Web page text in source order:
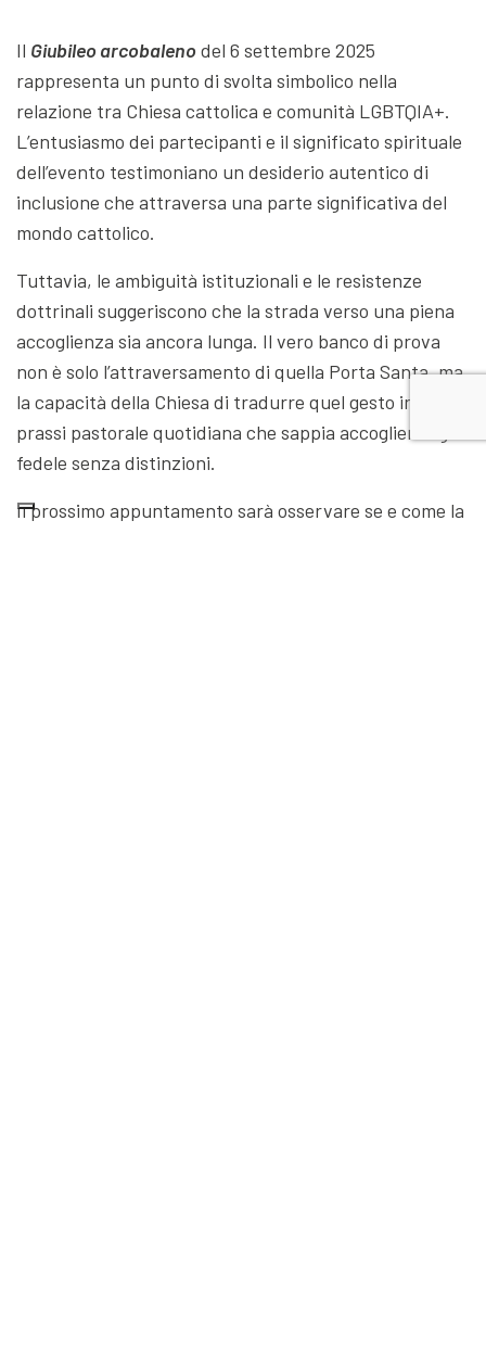
Il Giubileo arcobaleno del 6 settembre 2025
rappresenta un punto di svolta simbolico nella
relazione tra Chiesa cattolica e comunità LGBTQIA+.
L’entusiasmo dei partecipanti e il significato spirituale
dell’evento testimoniano un desiderio autentico di
inclusione che attraversa una parte significativa del
mondo cattolico.
Tuttavia, le ambiguità istituzionali e le resistenze
dottrinali suggeriscono che la strada verso una piena
accoglienza sia ancora lunga. Il vero banco di prova
non è solo l’attraversamento di quella Porta Santa, ma
la capacità della Chiesa di tradurre quel gesto in una
prassi pastorale quotidiana che sappia accogliere ogni
fedele senza distinzioni.
Il prossimo appuntamento sarà osservare se e come la